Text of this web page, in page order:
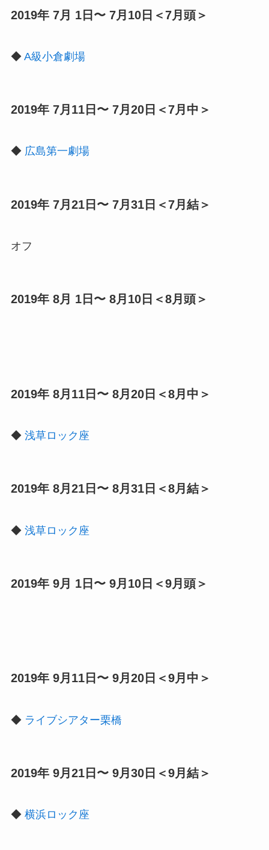
2019年 7月 1日〜 7月10日＜7月頭＞
◆ A級小倉劇場
2019年 7月11日〜 7月20日＜7月中＞
◆ 広島第一劇場
2019年 7月21日〜 7月31日＜7月結＞
オフ
2019年 8月 1日〜 8月10日＜8月頭＞
2019年 8月11日〜 8月20日＜8月中＞
◆ 浅草ロック座
2019年 8月21日〜 8月31日＜8月結＞
◆ 浅草ロック座
2019年 9月 1日〜 9月10日＜9月頭＞
2019年 9月11日〜 9月20日＜9月中＞
◆ ライブシアター栗橋
2019年 9月21日〜 9月30日＜9月結＞
◆ 横浜ロック座